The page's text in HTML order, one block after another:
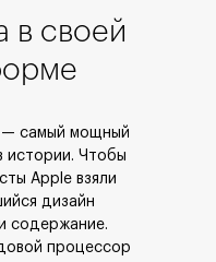
в своей
— самый мощный
Чтобы
Apple взяли
дизайн
содержание.
процессор